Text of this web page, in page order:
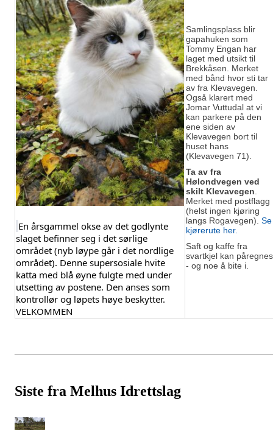
En årsgammel okse av det godlynte
slaget befinner seg i det sørlige
området (nyb løype går i det nordlige
området). Denne supersosiale hvite
katta med blå øyne fulgte med under
utsetting av postene. Den anses som
kontrollør og løpets høye beskytter.
VELKOMMEN
Samlingsplass blir
gapahuken som
Tommy Engan har
laget med utsikt til
Brekkåsen. Merket
med bånd hvor sti tar
av fra Klevavegen.
Også klarert med
Jomar Vuttudal at vi
kan parkere på den
ene siden av
Klevavegen bort til
huset hans
(Klevavegen 71).
Ta av fra
Hølondvegen ved
skilt Klevavegen
Merket med postflagg
(helst ingen kjøring
langs Rogavegen). Se
kjørerute her.
Saft og kaffe fra
svartkjel kan påregnes
- og noe å bite i.
Siste fra Melhus Idrettslag